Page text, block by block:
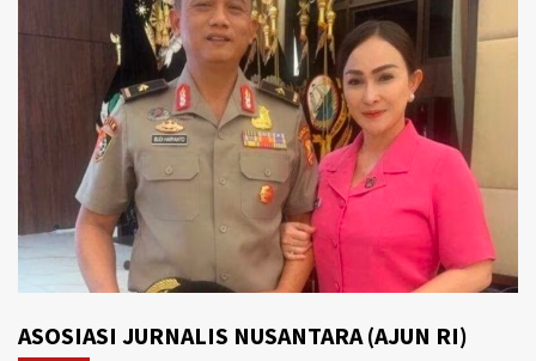
ASOSIASI JURNALIS NUSANTARA (AJUN RI)